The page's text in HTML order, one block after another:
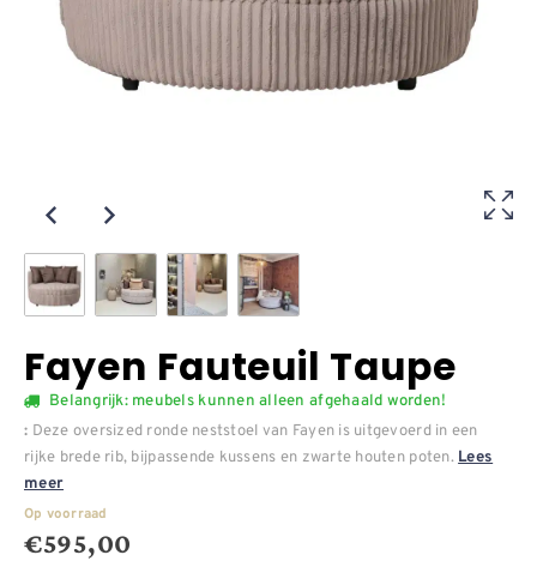
Fayen Fauteuil Taupe
Belangrijk: meubels kunnen alleen afgehaald worden!
: Deze oversized ronde neststoel van Fayen is uitgevoerd in een
rijke brede rib, bijpassende kussens en zwarte houten poten. Lees
meer
Op voorraad
€595,00